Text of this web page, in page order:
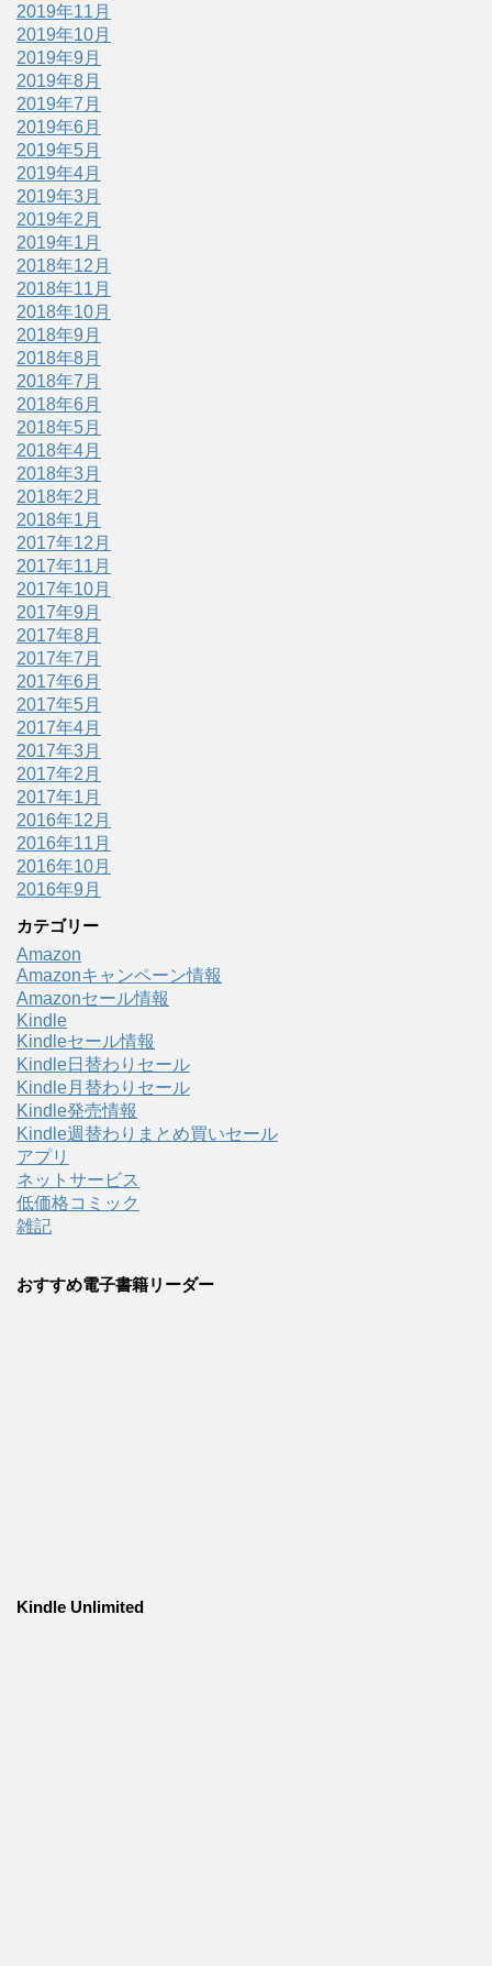
2019年11月
2019年10月
2019年9月
2019年8月
2019年7月
2019年6月
2019年5月
2019年4月
2019年3月
2019年2月
2019年1月
2018年12月
2018年11月
2018年10月
2018年9月
2018年8月
2018年7月
2018年6月
2018年5月
2018年4月
2018年3月
2018年2月
2018年1月
2017年12月
2017年11月
2017年10月
2017年9月
2017年8月
2017年7月
2017年6月
2017年5月
2017年4月
2017年3月
2017年2月
2017年1月
2016年12月
2016年11月
2016年10月
2016年9月
カテゴリー
Amazon
Amazonキャンペーン情報
Amazonセール情報
Kindle
Kindleセール情報
Kindle日替わりセール
Kindle月替わりセール
Kindle発売情報
Kindle週替わりまとめ買いセール
アプリ
ネットサービス
低価格コミック
雑記
おすすめ電子書籍リーダー
Kindle Unlimited